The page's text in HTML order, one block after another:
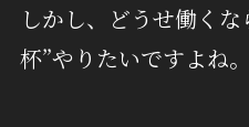
しかし、どうせ働く
杯”やりたいですよね。